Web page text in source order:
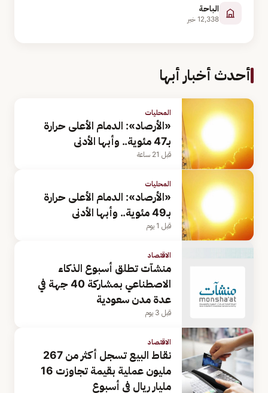
أحدث أخبار أبها
المحليات
«الأرصاد»: الدمام الأعلى حرارة
بـ47 مئوية.. وأبها الأدنى
قبل 21 ساعة
المحليات
«الأرصاد»: الدمام الأعلى حرارة
بـ49 مئوية.. وأبها الأدنى
قبل 1 يوم
الاقتصاد
منشآت تطلق أسبوع الذكاء
الاصطناعي بمشاركة 40 جهة في
عدة مدن سعودية
قبل 3 يوم
الاقتصاد
نقاط البيع تسجل أكثر من 267
مليون عملية بقيمة تجاوزت 16
مليار ريال في أسبوع
الباحة
12,338 خبر